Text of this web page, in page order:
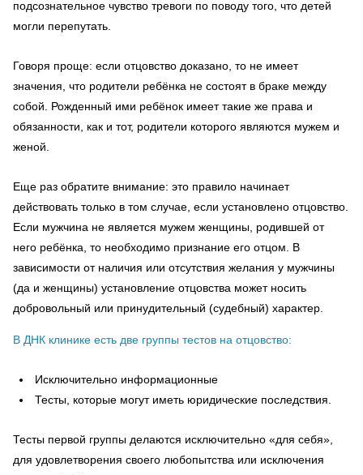
подсознательное чувство тревоги по поводу того, что детей
могли перепутать.
Говоря проще: если отцовство доказано, то не имеет
значения, что родители ребёнка не состоят в браке между
собой. Рожденный ими ребёнок имеет такие же права и
обязанности, как и тот, родители которого являются мужем и
женой.
Еще раз обратите внимание: это правило начинает
действовать только в том случае, если установлено отцовство.
Если мужчина не является мужем женщины, родившей от
него ребёнка, то необходимо признание его отцом. В
зависимости от наличия или отсутствия желания у мужчины
(да и женщины) установление отцовства может носить
добровольный или принудительный (судебный) характер.
В ДНК клинике есть две группы тестов на отцовство:
Исключительно информационные
Тесты, которые могут иметь юридические последствия.
Тесты первой группы делаются исключительно «для себя»,
для удовлетворения своего любопытства или исключения